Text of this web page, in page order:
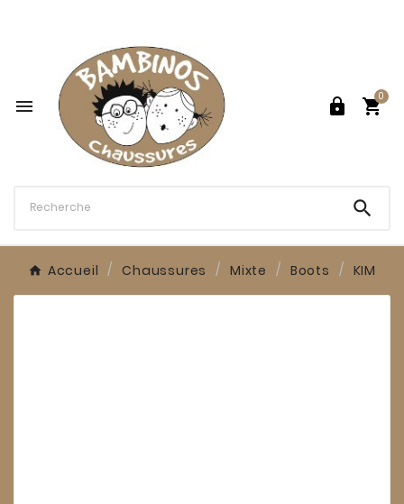
  
0

Accueil Chaussures Mixte Boots KIM